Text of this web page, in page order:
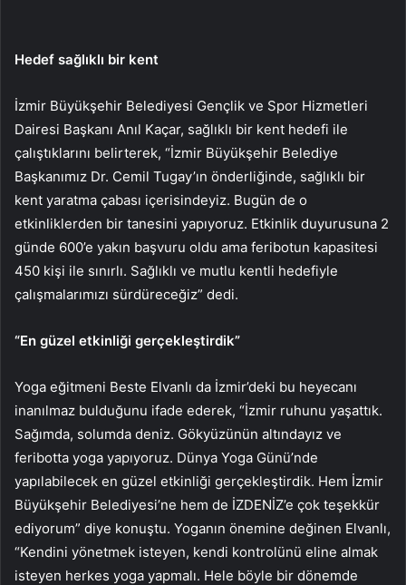
Hedef sağlıklı bir kent
İzmir Büyükşehir Belediyesi Gençlik ve Spor Hizmetleri
Dairesi Başkanı Anıl Kaçar, sağlıklı bir kent hedefi ile
çalıştıklarını belirterek, “İzmir Büyükşehir Belediye
Başkanımız Dr. Cemil Tugay’ın önderliğinde, sağlıklı bir
kent yaratma çabası içerisindeyiz. Bugün de o
etkinliklerden bir tanesini yapıyoruz. Etkinlik duyurusuna 2
günde 600’e yakın başvuru oldu ama feribotun kapasitesi
450 kişi ile sınırlı. Sağlıklı ve mutlu kentli hedefiyle
çalışmalarımızı sürdüreceğiz” dedi.
“En güzel etkinliği gerçekleştirdik”
Yoga eğitmeni Beste Elvanlı da İzmir’deki bu heyecanı
inanılmaz bulduğunu ifade ederek, “İzmir ruhunu yaşattık.
Sağımda, solumda deniz. Gökyüzünün altındayız ve
feribotta yoga yapıyoruz. Dünya Yoga Günü’nde
yapılabilecek en güzel etkinliği gerçekleştirdik. Hem İzmir
Büyükşehir Belediyesi’ne hem de İZDENİZ’e çok teşekkür
ediyorum” diye konuştu. Yoganın önemine değinen Elvanlı,
“Kendini yönetmek isteyen, kendi kontrolünü eline almak
isteyen herkes yoga yapmalı. Hele böyle bir dönemde